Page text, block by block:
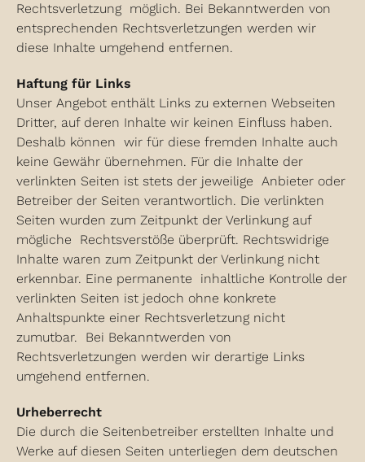
Rechtsverletzung möglich. Bei Bekanntwerden von
entsprechenden Rechtsverletzungen werden wir
diese Inhalte umgehend entfernen.
Haftung für Links
Unser Angebot enthält Links zu externen Webseiten
Dritter, auf deren Inhalte wir keinen Einfluss haben.
Deshalb können wir für diese fremden Inhalte auch
keine Gewähr übernehmen. Für die Inhalte der
verlinkten Seiten ist stets der jeweilige Anbieter oder
Betreiber der Seiten verantwortlich. Die verlinkten
Seiten wurden zum Zeitpunkt der Verlinkung auf
mögliche Rechtsverstöße überprüft. Rechtswidrige
Inhalte waren zum Zeitpunkt der Verlinkung nicht
erkennbar. Eine permanente inhaltliche Kontrolle der
verlinkten Seiten ist jedoch ohne konkrete
Anhaltspunkte einer Rechtsverletzung nicht
zumutbar. Bei Bekanntwerden von
Rechtsverletzungen werden wir derartige Links
umgehend entfernen.
Urheberrecht
Die durch die Seitenbetreiber erstellten Inhalte und
Werke auf diesen Seiten unterliegen dem deutschen